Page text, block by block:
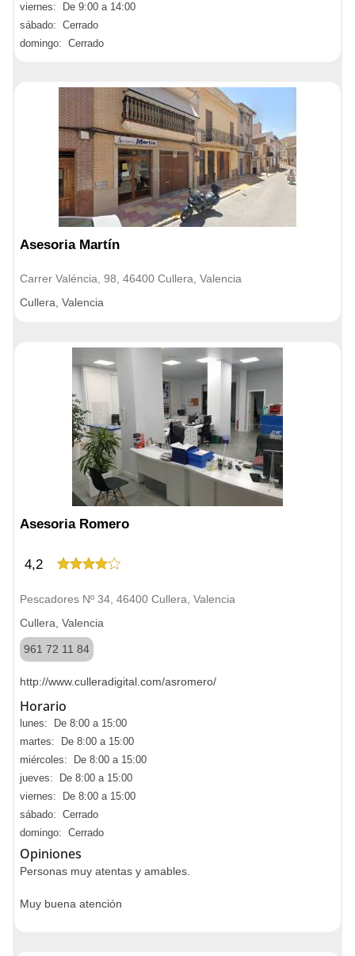
viernes: De 9:00 a 14:00
sábado: Cerrado
domingo: Cerrado
Asesoria Martín
Carrer Valéncia, 98, 46400 Cullera, Valencia
Cullera, Valencia
Asesoria Romero
4,2
Pescadores Nº 34, 46400 Cullera, Valencia
Cullera, Valencia
961 72 11 84
http://www.culleradigital.com/asromero/
Horario
lunes: De 8:00 a 15:00
martes: De 8:00 a 15:00
miércoles: De 8:00 a 15:00
jueves: De 8:00 a 15:00
viernes: De 8:00 a 15:00
sábado: Cerrado
domingo: Cerrado
Opiniones
Personas muy atentas y amables.
Muy buena atención